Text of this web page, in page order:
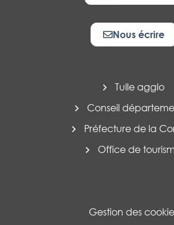
Nous écrire
Tulle agglo
Conseil
Préfecture de la
Office de
Gestion des